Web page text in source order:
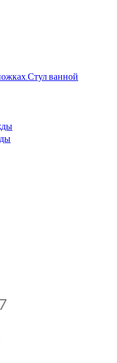
ванной